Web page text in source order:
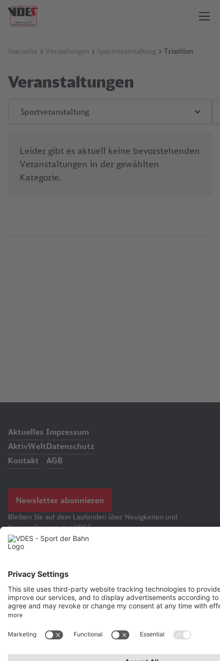
Startseite Verstaltungen Sportveranstaltung Triathlon
Veranstaltungen
Sportveranstaltung
Leider gibt es aktuell keine bevorstehenden
Veranstaltungen in der gewählten
Kategorie.
Aktuelles
AktivWelt
Kontakt
Impressum
Datenschutz
AGB
Newsletter abonnieren
Bleiben Sie auf dem Laufenden über Neuigkeiten und
Veranstaltungen des VDES.